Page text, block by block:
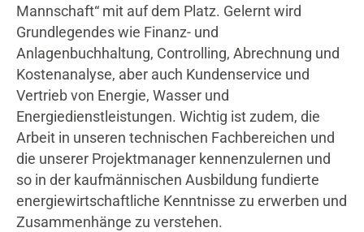
Mannschaft“ mit auf dem Platz. Gelernt wird
Grundlegendes wie Finanz- und
Anlagenbuchhaltung, Controlling, Abrechnung und
Kostenanalyse, aber auch Kundenservice und
Vertrieb von Energie, Wasser und
Energiedienstleistungen. Wichtig ist zudem, die
Arbeit in unseren technischen Fachbereichen und
die unserer Projektmanager kennenzulernen und
so in der kaufmännischen Ausbildung fundierte
energiewirtschaftliche Kenntnisse zu erwerben und
Zusammenhänge zu verstehen.